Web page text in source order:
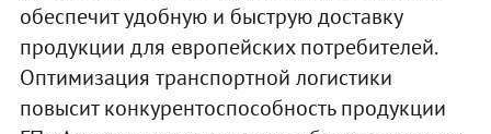
обеспечит удобную и быструю доставку
продукции для европейских потребителей.
Оптимизация транспортной логистики
повысит конкурентоспособность продукции